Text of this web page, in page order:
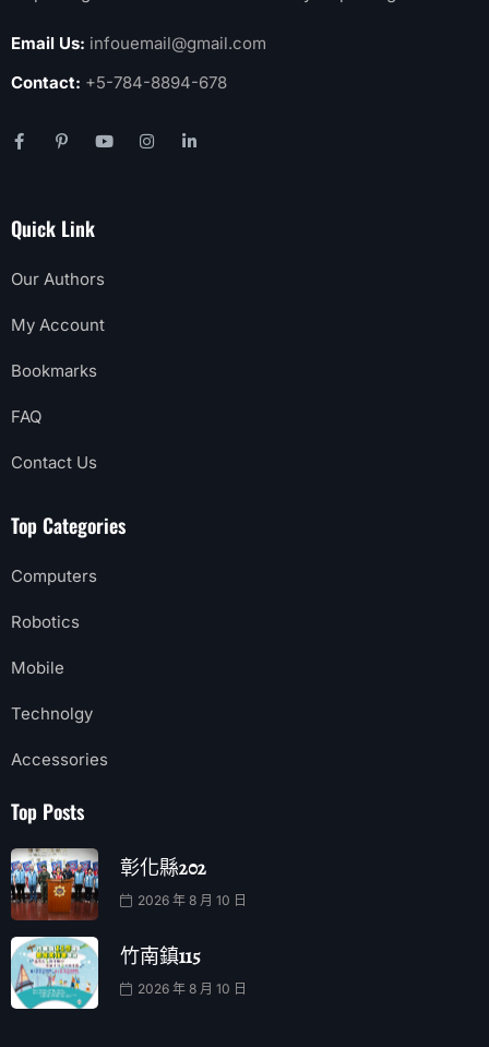
Email Us: infouemail@gmail.com
Contact: +5-784-8894-678
Quick Link
Our Authors
My Account
Bookmarks
FAQ
Contact Us
Top Categories
Computers
Robotics
Mobile
Technolgy
Accessories
Top Posts
彰化縣202
2026 年 8 月 10 日
竹南鎮115
2026 年 8 月 10 日